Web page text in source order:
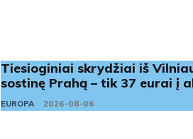
Tiesioginiai skrydžiai iš
sostinę Prahą – tik 37 eurai į
EUROPA 2026-08-06